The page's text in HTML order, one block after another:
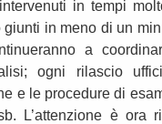
in tempi
in meno di un
a
ogni rilascio
e le procedure di
L’attenzione è ora